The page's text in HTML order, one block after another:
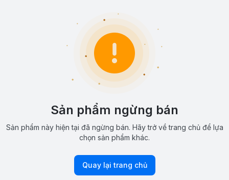
Sản phẩm ngừng bán
Sản phẩm này hiện tại đã ngừng bán. Hãy trở về trang chủ để lựa
chọn sản phẩm khác.
Quay lại trang chủ